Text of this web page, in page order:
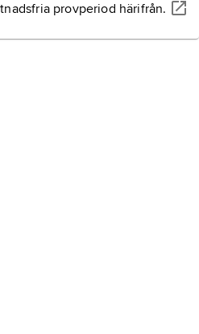
provperiod härifrån.